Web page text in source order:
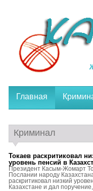
Главная
Криминал
Токаев раскритиковал
уровень пенсий в
Президент Касым-Жомарт
Послании народу
раскритиковал низкий
Казахстане и дал